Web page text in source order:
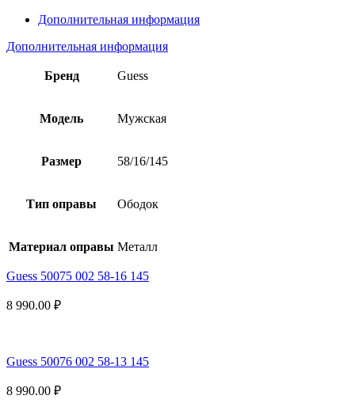
Дополнительная информация
Дополнительная информация
Бренд Guess
Модель Мужская
Размер 58/16/145
Тип оправы Ободок
Материал оправы Металл
Guess 50075 002 58-16 145
8 990.00 ₽
Guess 50076 002 58-13 145
8 990.00 ₽